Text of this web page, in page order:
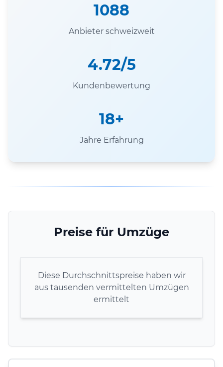
1088
Anbieter schweizweit
4.72/5
Kundenbewertung
18+
Jahre Erfahrung
Preise für Umzüge
Diese Durchschnittspreise haben wir
aus tausenden vermittelten Umzügen
ermittelt